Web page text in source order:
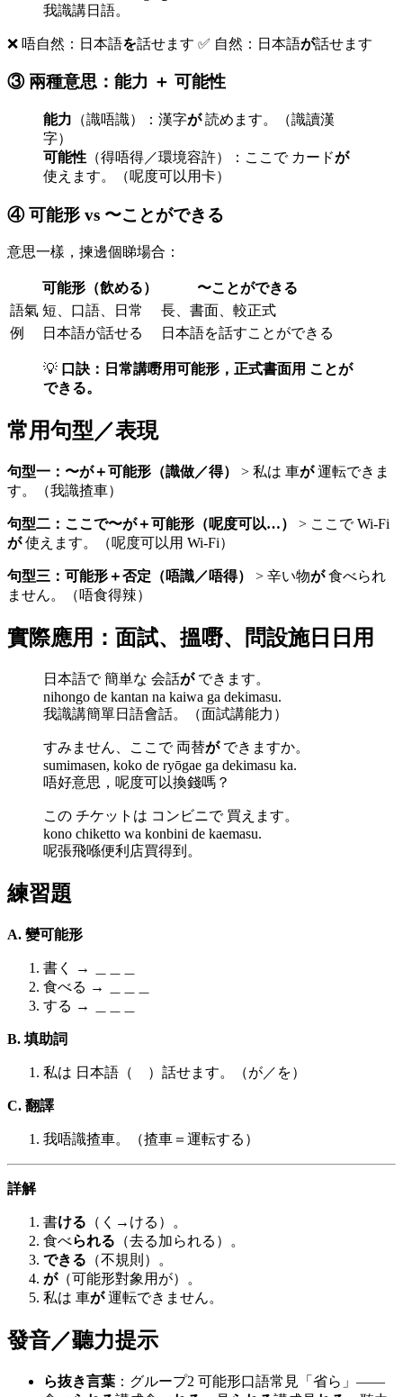
我識講日語。
❌ 唔自然：日本語を話せます ✅ 自然：日本語が話せます
③ 兩種意思：能力 ＋ 可能性
能力 （識唔識）：漢字が読めます。（識讀漢
字）
可能性 （得唔得／環境容許）：ここで カードが
使えます。（呢度可以用卡）
④ 可能形 vs 〜ことができる
意思一樣，揀邊個睇場合：
可能形（飲める）
〜ことができる
語氣 短、口語、日常
長、書面、較正式
例
日本語が話せる 日本語を話すことができる
💡 口訣：日常講嘢用可能形，正式書面用 ことが
できる。
常用句型／表現
句型一：〜が＋可能形（識做／得） > 私は 車が運転できま
す。（我識揸車）
句型二：ここで〜が＋可能形（呢度可以…）
> ここで Wi-Fi
が使えます。（呢度可以用 Wi-Fi）
句型三：可能形＋否定（唔識／唔得） > 辛い物が食べられ
ません。（唔食得辣）
實際應用：面試、搵嘢、問設施日日用
日本語で 簡単な 会話ができます。
nihongo de kantan na kaiwa ga dekimasu.
我識講簡單日語會話。（面試講能力）
すみません、ここで 両替ができますか。
sumimasen, koko de ryōgae ga dekimasu ka.
唔好意思，呢度可以換錢嗎？
この チケットは コンビニで 買えます。
kono chiketto wa konbini de kaemasu.
呢張飛喺便利店買得到。
練習題
A. 變可能形
書く → ＿＿＿
食べる → ＿＿＿
する → ＿＿＿
B. 填助詞
私は 日本語（ ）話せます。（が／を）
C. 翻譯
我唔識揸車。（揸車＝運転する）
詳解
書ける （く→ける）。
食べられる （去る加られる）。
できる （不規則）。
が（可能形對象用が）。
私は 車が運転できません。
發音／聽力提示
ら抜き言葉 ：グループ2 可能形口語常見「省ら」——